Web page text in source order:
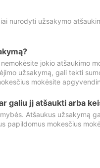
nurodyti užsakymo
jokio atšaukimo
užsakymą, gali tekti
mokėsite
galiu jį atšaukti arba
Atšaukus užsakymą
papildomus mokesčius